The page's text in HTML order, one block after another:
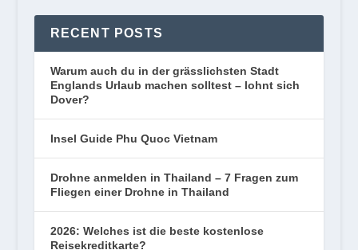
RECENT POSTS
Warum auch du in der grässlichsten Stadt
Englands Urlaub machen solltest – lohnt sich
Dover?
Insel Guide Phu Quoc Vietnam
Drohne anmelden in Thailand – 7 Fragen zum
Fliegen einer Drohne in Thailand
2026: Welches ist die beste kostenlose
Reisekreditkarte?